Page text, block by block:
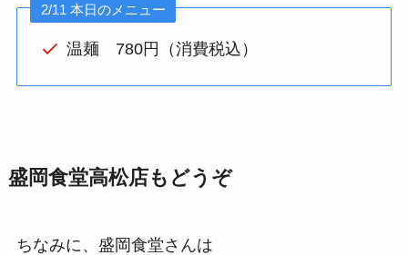
2/11 本日のメニュー
温麺 780円（消費税込）
盛岡食堂高松店もどうぞ
ちなみに、盛岡食堂さんは